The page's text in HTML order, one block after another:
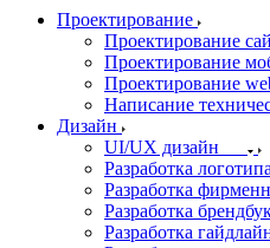
Проектирование
Проектирование
Проектирование
Проектирование
Написание
Дизайн
UI/UX дизайн
Разработка логотипа
Разработка
Разработка
Разработка